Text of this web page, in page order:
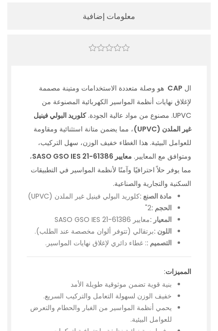
معلومات إضافية
ال CAP هو وصلة متعددة الاستخدامات ومتينة مصممة
لإغلاق نهايات أنظمة المواسير الكهربائية المصنوعة من
UPVC. مصنوع من مواد عالية الجودة.
كلوريد البولي فينيل
غير الملدن (UPVC)
، مما يضمن متانة استثنائية ومقاومة
للعوامل البيئية. هذا الغطاء خفيف الوزن، سهل التركيب،
ومتوافق مع المعايير. معايير SASO GSO IES 21-61386
،
مما يوفر حلاً احترافيًا وآمنًا لأنظمة المواسير في التطبيقات
السكنية والتجارية والصناعية.
مادة الصنع :كلوريد البولي فينيل غير الملدن (UPVC)
الحجم :2"
المعيار :معايير SASO GSO IES 21-61386
اللون :برتقالي (تتوفر ألوان مخصصة عند الطلب).
التصميم :: غطاء دائري لإغلاق نهايات المواسير.
المميزات:
بنية قوية تضمن موثوقية طويلة الأمد
خفيف الوزن لسهولة التعامل والتركيب السريع.
يحمي أنظمة المواسير من الغبار والحطام والتعرض
للعوامل البيئية.